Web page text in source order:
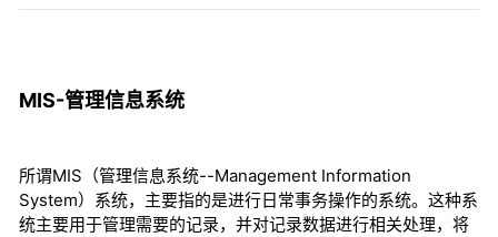
MIS-管理信息系统
所谓MIS（管理信息系统--Management Information
System）系统，主要指的是进行日常事务操作的系统。这种系
统主要用于管理需要的记录，并对记录数据进行相关处理，将